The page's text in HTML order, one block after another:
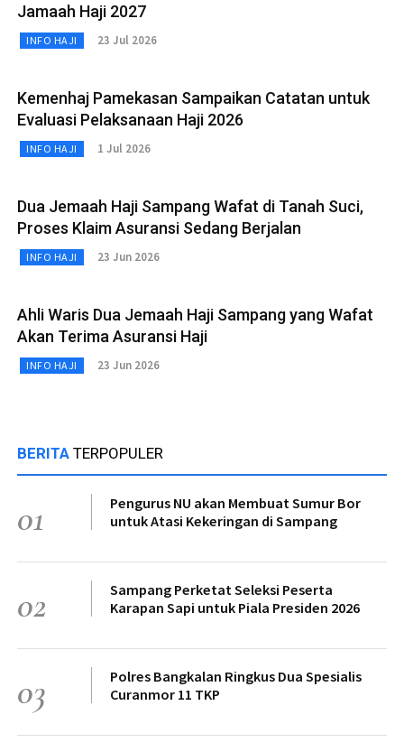
Jamaah Haji 2027
INFO HAJI 23 Jul 2026
Kemenhaj Pamekasan Sampaikan Catatan untuk
Evaluasi Pelaksanaan Haji 2026
INFO HAJI 1 Jul 2026
Dua Jemaah Haji Sampang Wafat di Tanah Suci,
Proses Klaim Asuransi Sedang Berjalan
INFO HAJI 23 Jun 2026
Ahli Waris Dua Jemaah Haji Sampang yang Wafat
Akan Terima Asuransi Haji
INFO HAJI 23 Jun 2026
BERITA TERPOPULER
01
Pengurus NU akan Membuat Sumur Bor
untuk Atasi Kekeringan di Sampang
02
Sampang Perketat Seleksi Peserta
Karapan Sapi untuk Piala Presiden 2026
03
Polres Bangkalan Ringkus Dua Spesialis
Curanmor 11 TKP